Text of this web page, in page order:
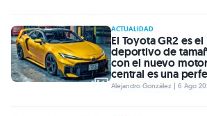
ACTUALIDAD
El Toyota GR2 es
deportivo de
con el nuevo
central es una
Alejandro González | 6 Ago